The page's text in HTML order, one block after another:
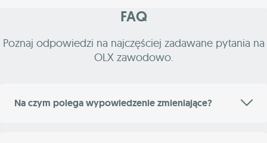
FAQ
Poznaj odpowiedzi na najczęściej zadawane pytania na
OLX zawodowo.
Na czym polega wypowiedzenie zmieniające?